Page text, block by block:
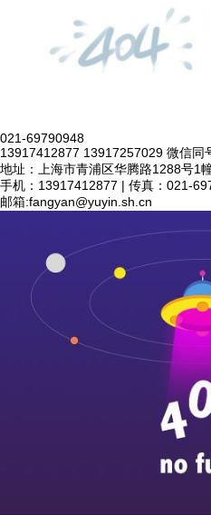
021-69790948
13917412877 13917257029 微信同
地址：上海市青浦区华腾路1288号1
手机：13917412877 | 传真：021-
邮箱:fangyan@yuyin.sh.cn